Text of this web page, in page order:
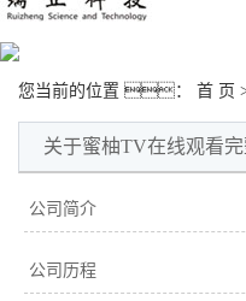
您当前的位置 ： 首 页
关于蜜柚TV在线观看
公司简介
公司历程